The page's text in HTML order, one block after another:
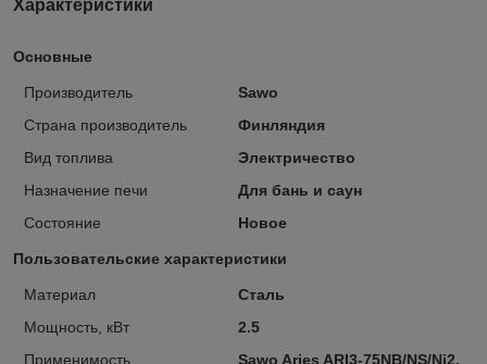
Характеристики
Основные
Производитель
Sawo
Страна производитель
Финляндия
Вид топлива
Электричество
Назначение печи
Для бань и саун
Состояние
Новое
Пользовательские характеристики
Материал
Сталь
Мощность, кВт
2.5
Применимость
Sawo Aries ARI3-75NB/NS/Ni2,